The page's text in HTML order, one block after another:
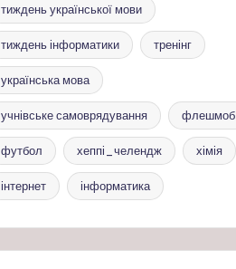
тиждень української мови
тиждень інформатики тренінг
українська мова
учнівське самоврядування флешмоб
футбол хеппі_челендж хімія
інтернет інформатика